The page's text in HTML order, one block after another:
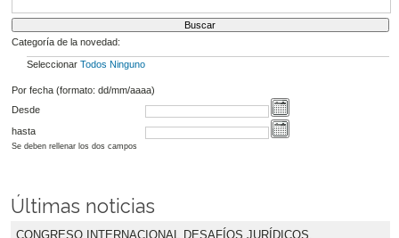
Categoría de la novedad:
Seleccionar Todos Ninguno
Por fecha (formato: dd/mm/aaaa)
Desde
hasta
Se deben rellenar los dos campos
Últimas noticias
CONGRESO INTERNACIONAL DESAFÍOS JURÍDICOS,